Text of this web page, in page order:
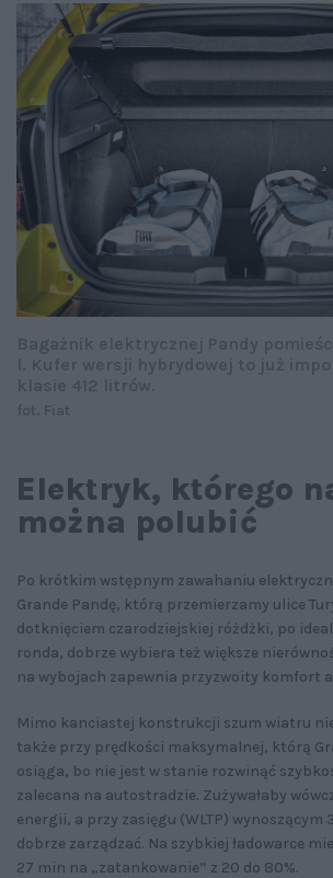
Elektryk, którego
można polubić
Po krótkim wstępnym zawahaniu
Grande Pandę, którą przemierzamy ulice
dotknięciem czarodziejskiej różdżki, po
ronda, dobrze wybiera też większe
na wybojach zapewnia przyzwoity komfort
Mimo kanciastej konstrukcji szum wiatru
także przy prędkości maksymalnej, którą
osiąga, bo nie jest w stanie rozwinąć
zalecana na autostradzie. Zużywałaby
energii, a przy zasięgu (WLTP) wynoszącym
dobrze zarządzać. Na szybkiej ładowarce
27 min na „zatankowanie” z 20 do 80%.